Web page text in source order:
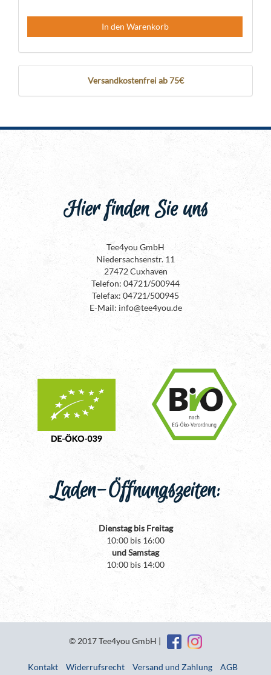
In den Warenkorb
Versandkostenfrei ab 75€
Hier finden Sie uns
Tee4you GmbH
Niedersachsenstr. 11
27472 Cuxhaven
Telefon: 04721/500944
Telefax: 04721/500945
E-Mail: info@tee4you.de
Laden-Öffnungszeiten:
Dienstag bis Freitag
10:00 bis 16:00
und Samstag
10:00 bis 14:00
© 2017 Tee4you GmbH |
Kontakt Widerrufsrecht Versand und Zahlung
AGB